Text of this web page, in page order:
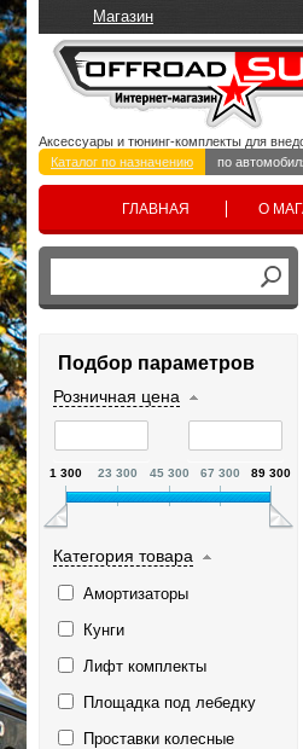
Магазин
Аксессуары и тюнинг-комплекты для
Каталог по назначению
по
ГЛАВНАЯ О
Подбор параметров
Розничная цена
1 300 23 300 45 300 67 300 89 300
Категория товара
Амортизаторы
Кунги
Лифт комплекты
Площадка под лебедку
Проставки колесные